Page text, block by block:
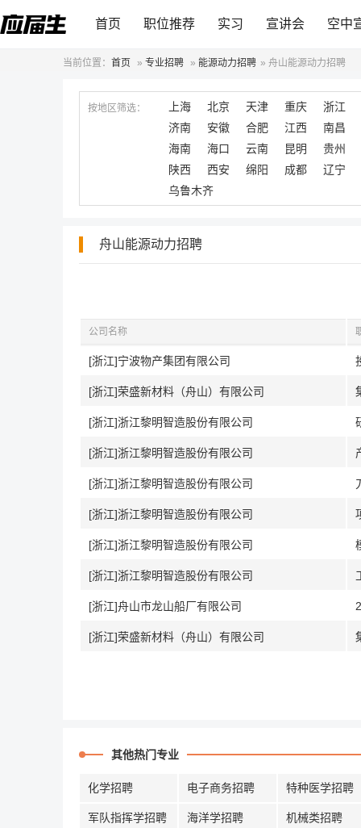
首页 职位推荐 实习 宣讲会 空中
当前位置： 首页 » 专业招聘 » 能源动力招聘 » 舟山能源动力招聘
按地区筛选： 上海 北京 天津 重庆
浙江
济南
安徽 合肥 江西
南昌
海南
海口 云南 昆明
贵州
陕西
西安 绵阳 成都
辽宁
乌鲁木齐
舟山能源动力招聘
公司名称
[浙江]宁波物产集团有限公司
[浙江]荣盛新材料（舟山）有限公司
[浙江]浙江黎明智造股份有限公司
[浙江]浙江黎明智造股份有限公司
[浙江]浙江黎明智造股份有限公司
[浙江]浙江黎明智造股份有限公司
[浙江]浙江黎明智造股份有限公司
[浙江]浙江黎明智造股份有限公司
[浙江]舟山市龙山船厂有限公司
[浙江]荣盛新材料（舟山）有限公司
其他热门专业
化学招聘 电子商务招聘 特种医学招聘
军队指挥学招聘 海洋学招聘 机械类招聘